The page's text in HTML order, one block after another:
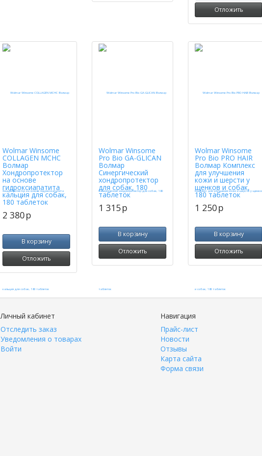
Отложить
Wolmar Winsome
COLLAGEN MCHC
Волмар
Хондропротектор
на основе
гидроксиапатита
кальция для собак,
180 таблеток
2 380p
В корзину
Отложить
Wolmar Winsome
Pro Bio GA-GLICAN
Волмар
Синергический
хондропротектор
для собак, 180
таблеток
1 315p
В корзину
Отложить
Wolmar Winsome
Pro Bio PRO HAIR
Волмар Комплекс
для улучшения
кожи и шерсти у
щенков и собак,
180 таблеток
1 250p
В корзину
Отложить
Личный кабинет
Отследить заказ
Уведомления о товарах
Войти
Навигация
Прайс-лист
Новости
Отзывы
Карта сайта
Форма связи